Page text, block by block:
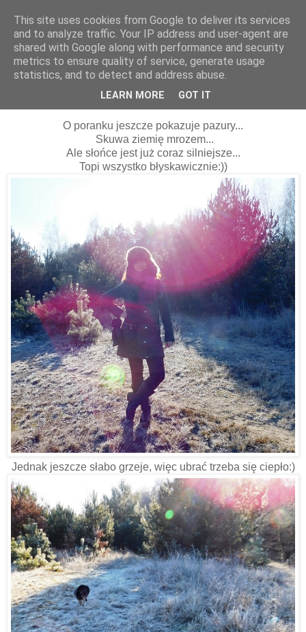
18 lutego 2016
Zima wciąż walczy...
O poranku jeszcze pokazuje pazury...
Skuwa ziemię mrozem...
Ale słońce jest już coraz silniejsze...
Topi wszystko błyskawicznie:))
Jednak jeszcze słabo grzeje, więc ubrać trzeba się ciepło:)
This site uses cookies from Google to deliver its services
and to analyze traffic. Your IP address and user-agent are
shared with Google along with performance and security
metrics to ensure quality of service, generate usage
statistics, and to detect and address abuse.
LEARN MORE GOT IT